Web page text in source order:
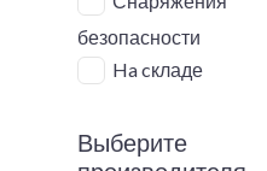
безопасности
Ha cкладе
Выберите